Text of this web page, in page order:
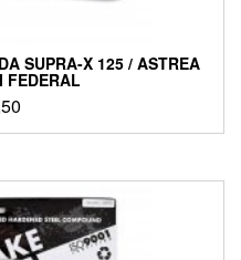
SUPRA-X 125 / ASTREA
FEDERAL